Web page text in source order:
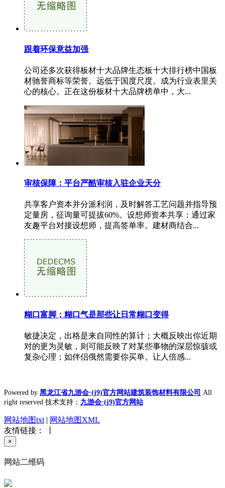
跟着环保意益加强
公司还多次获得板材十大品牌生态板十大排行榜中国板
材驰誉商标等荣誉。远低于国度尺度。成为行业表里关
心的核心。正在这份板材十大品牌榜单中，大...
审核保障：平台严酷审核入驻企业天分
共享客户资本并分派利润，及时解答工艺问题并指导预
定量房，征询量可提拔60%。设想师资本共享：通过家
友趣平台对接设想师，提高签单率。建材商结合...
糊口富脚；糊口气是那些让日常糊口变得
敏捷决定，出格是来自同性的算计；大概反映出你近期
对的更为灵敏，则可能反映了对某些事物的深层惊骇或
复杂心理；如伴侣俄然需要你买单。让人倍感...
Powered by 黑龙江省九游会·(j9)官方网站建筑装饰材料有限公司 All
right reserved 技术支持： 九游会·(j9)官方网站
网站地图txt | 网站地图XML
友情链接： 丨
×
网站二维码